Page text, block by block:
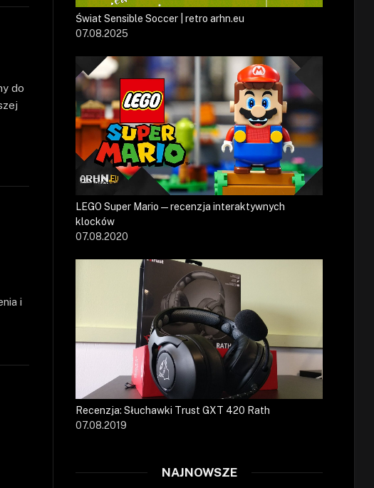
do
i
Świat Sensible Soccer | retro arhn.eu
07.08.2025
LEGO Super Mario — recenzja interaktywnych
klocków
07.08.2020
Recenzja: Słuchawki Trust GXT 420 Rath
07.08.2019
NAJNOWSZE